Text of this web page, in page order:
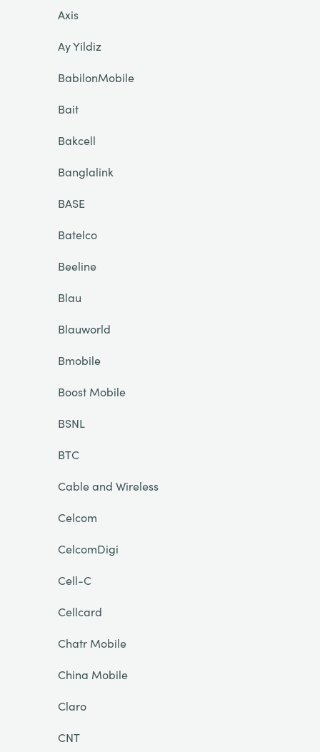
Axis
Ay Yildiz
BabilonMobile
Bait
Bakcell
Banglalink
BASE
Batelco
Beeline
Blau
Blauworld
Bmobile
Boost Mobile
BSNL
BTC
Cable and Wireless
Celcom
CelcomDigi
Cell-C
Cellcard
Chatr Mobile
China Mobile
Claro
CNT